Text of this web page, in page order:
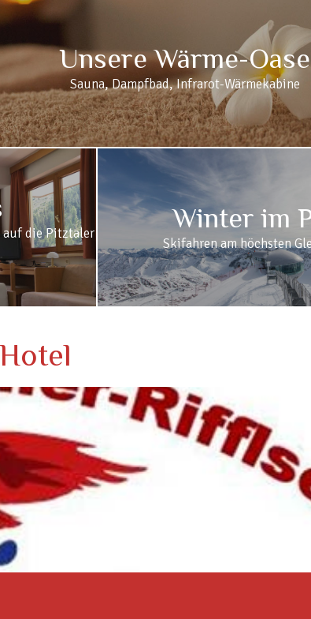
Unsere Wärme-Oase
Sauna, Dampfbad, Infrarot-Wärmekabine
auf die Pitztaler
Winter im
Skifahren am höchsten